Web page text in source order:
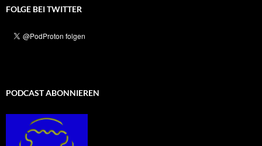
FOLGE BEI TWITTER
PODCAST ABONNIEREN